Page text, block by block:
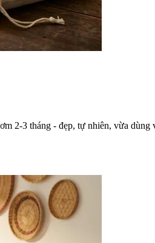
2-3 tháng - đẹp, tự nhiên, vừa dùng